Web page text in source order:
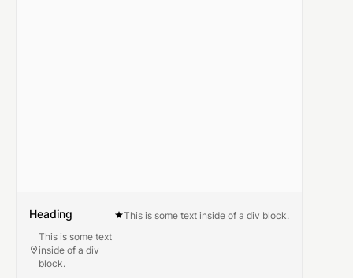
Heading
This is some text
inside of a div
block.
This is some text inside of a div block.